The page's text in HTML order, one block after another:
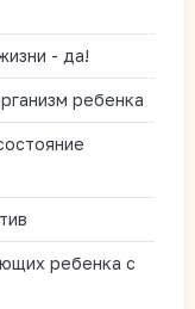
- да!
ребенка
ребенка с